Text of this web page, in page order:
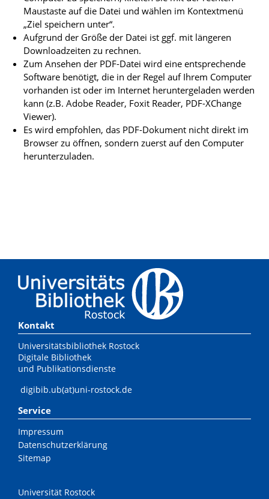
Maustaste auf die Datei und wählen im Kontextmenü
„Ziel speichern unter“.
Aufgrund der Größe der Datei ist ggf. mit längeren
Downloadzeiten zu rechnen.
Zum Ansehen der PDF-Datei wird eine entsprechende
Software benötigt, die in der Regel auf Ihrem Computer
vorhanden ist oder im Internet heruntergeladen werden
kann (z.B. Adobe Reader, Foxit Reader, PDF-XChange
Viewer).
Es wird empfohlen, das PDF-Dokument nicht direkt im
Browser zu öffnen, sondern zuerst auf den Computer
herunterzuladen.
Kontakt
Universitätsbibliothek Rostock
Digitale Bibliothek
und Publikationsdienste
digibib.ub(at)uni-rostock.de
Service
Impressum
Datenschutzerklärung
Sitemap
Universität Rostock